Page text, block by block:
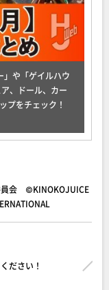
」や「ゲイルハウ
、ドール、カー
プをチェック！
員会 ©KINOKOJUICE
ださい！